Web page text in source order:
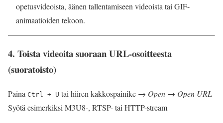
opetusvideoista, äänen tallentamiseen videoista tai GIF-
animaatioiden tekoon.
4. Toista videoita suoraan URL-osoitteesta
(suoratoisto)
Paina Ctrl + U tai hiiren kakkospainike → Open → Open URL
Syötä esimerkiksi M3U8-, RTSP- tai HTTP-stream